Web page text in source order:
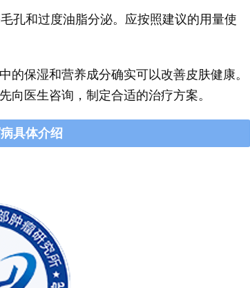
孔和过度油脂分泌。应按照建议的用量使
的保湿和营养成分确实可以改善皮肤健康。
向医生咨询，制定合适的治疗方案。
具体介绍